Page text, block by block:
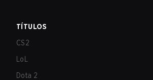
TÍTULOS
CS2
LoL
Dota 2